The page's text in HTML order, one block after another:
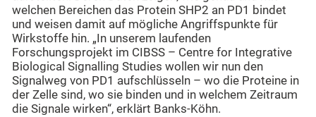
welchen Bereichen das Protein SHP2 an PD1 bindet
und weisen damit auf mögliche Angriffspunkte für
Wirkstoffe hin. „In unserem laufenden
Forschungsprojekt im CIBSS – Centre for Integrative
Biological Signalling Studies wollen wir nun den
Signalweg von PD1 aufschlüsseln – wo die Proteine in
der Zelle sind, wo sie binden und in welchem Zeitraum
die Signale wirken“, erklärt Banks-Köhn.